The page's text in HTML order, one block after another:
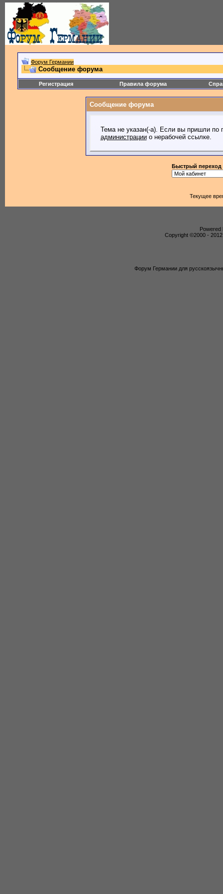
Форум Германии
Сообщение форума
Регистрация Правила форума
Сообщение форума
Тема не указан(-а). Если вы пришли по
администрациио нерабочей ссылке.
Быстрый переход
Текущее
Powered
Copyright ©2000 -
Форум Германии для